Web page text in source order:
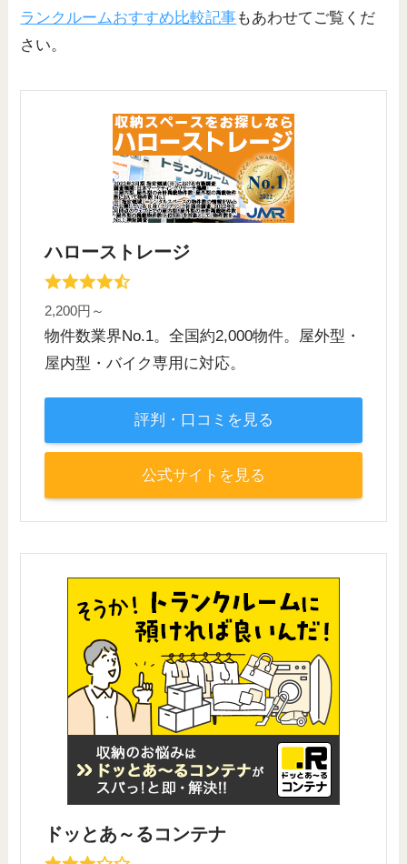
ランクルームおすすめ比較記事もあわせてご覧くだ
さい。
ハローストレージ
2,200円～
物件数業界No.1。全国約2,000物件。屋外型・
屋内型・バイク専用に対応。
評判・口コミを見る
公式サイトを見る
ドッとあ～るコンテナ